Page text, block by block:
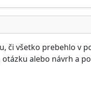
či všetko prebehlo v
alebo návrh a